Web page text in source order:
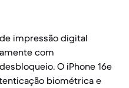
impressão digital
com
O iPhone 16e
biométrica e